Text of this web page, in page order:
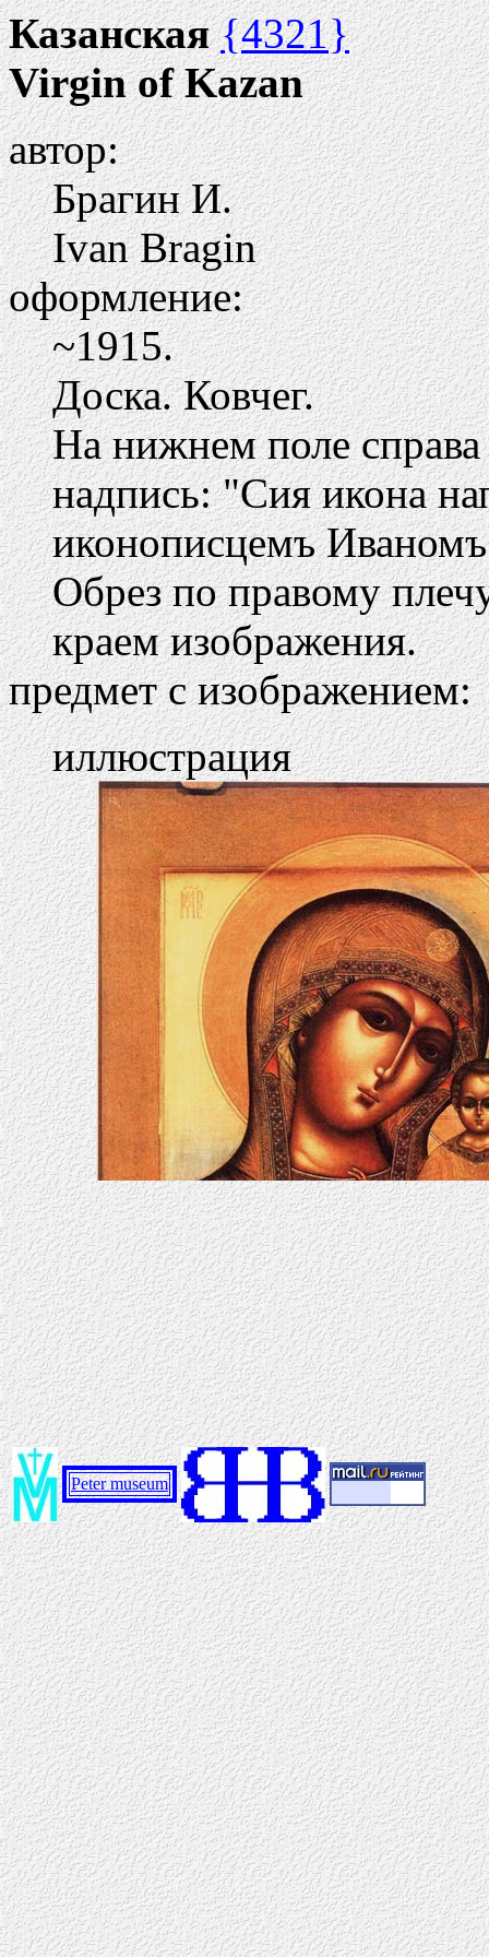
Казанская {4321}
Virgin of Kazan
автор:
Брагин И.
Ivan Bragin
оформление:
~1915.
Доска. Ковчег.
На нижнем поле
надпись: "Сия икона
иконописцемъ
Обрез по правому
краем изображения.
предмет с изображением:
иллюстрация
Peter museum